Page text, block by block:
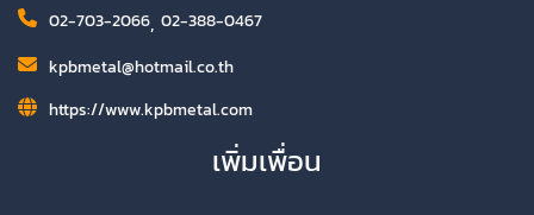
02-703-2066, 02-388-0467
kpbmetal@hotmail.co.th
https://www.kpbmetal.com
เพิ่มเพื่อน